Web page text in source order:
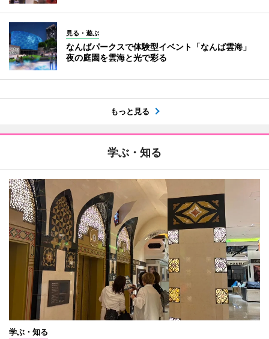
見る・遊ぶ
なんばパークスで体験型イベント「なんば雲海」
夜の庭園を雲海と光で彩る
もっと見る
学ぶ・知る
学ぶ・知る